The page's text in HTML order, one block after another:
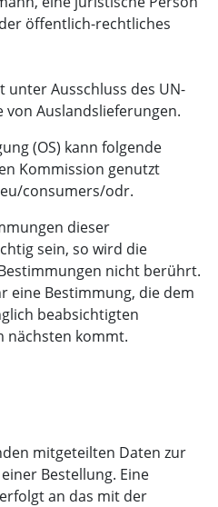
öffentlich-rechtliches
unter Ausschluss des UN-
von Auslandslieferungen.
(OS) kann folgende
Kommission genutzt
consumers/odr.
dieser
sein, so wird die
nicht berührt.
eine Bestimmung, die dem
beabsichtigten
nächsten kommt.
mitgeteilten Daten zur
Bestellung. Eine
an das mit der